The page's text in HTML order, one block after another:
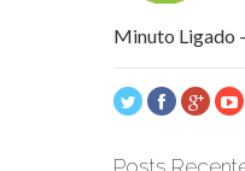
Minuto Ligado
Posts